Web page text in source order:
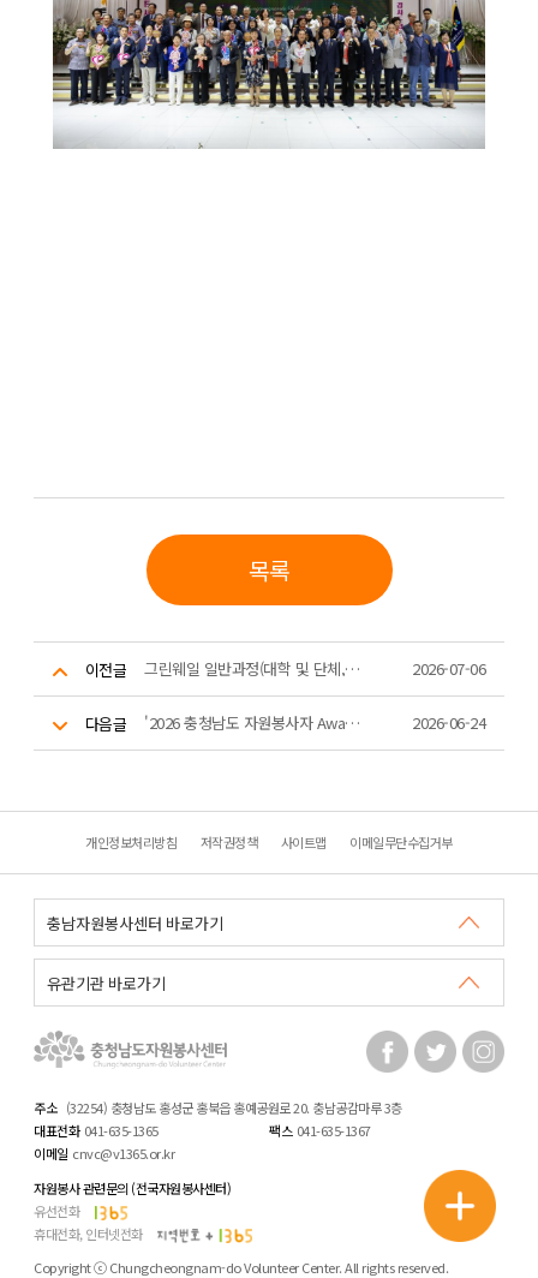
목록
이전글 그린웨일 일반과정(대학 및 단체, 기업)을 운영을 위한 강사 스터디 2026-07-06
다음글 '2026 충청남도 자원봉사자 Awards' 8,000시간 우수봉사자 공로패 수여 (2) 2026-06-24
개인정보처리방침 저작권정책 사이트맵 이메일무단수집거부
주소 (32254) 충청남도 홍성군 홍북읍 홍예공원로 20. 충남공감마루 3층
대표전화 041-635-1365 팩스 041-635-1367
이메일 cnvc@v1365.or.kr
자원봉사 관련문의 (전국자원봉사센터)
유선전화
휴대전화, 인터넷전화
Copyright ⓒ Chungcheongnam-do Volunteer Center. All rights reserved.